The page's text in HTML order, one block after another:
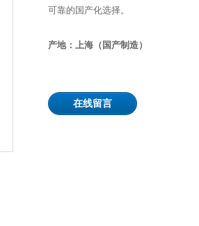
可靠的国产化选择。
产地： 上海（国产制造）
在线留言